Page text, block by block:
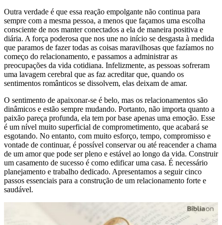
Outra verdade é que essa reação empolgante não continua para
sempre com a mesma pessoa, a menos que façamos uma escolha
consciente de nos manter conectados a ela de maneira positiva e
diária. A força poderosa que nos une no início se desgasta à medida
que paramos de fazer todas as coisas maravilhosas que fazíamos no
começo do relacionamento, e passamos a administrar as
preocupações da vida cotidiana. Infelizmente, as pessoas sofreram
uma lavagem cerebral que as faz acreditar que, quando os
sentimentos românticos se dissolvem, elas deixam de amar.
O sentimento de apaixonar-se é belo, mas os relacionamentos são
dinâmicos e estão sempre mudando. Portanto, não importa quanto a
paixão pareça profunda, ela tem por base apenas uma emoção. Esse
é um nível muito superficial de comprometimento, que acabará se
esgotando. No entanto, com muito esforço, tempo, compromisso e
vontade de continuar, é possível conservar ou até reacender a chama
de um amor que pode ser pleno e estável ao longo da vida. Construir
um casamento de sucesso é como edificar uma casa. É necessário
planejamento e trabalho dedicado. Apresentamos a seguir cinco
passos essenciais para a construção de um relacionamento forte e
saudável.